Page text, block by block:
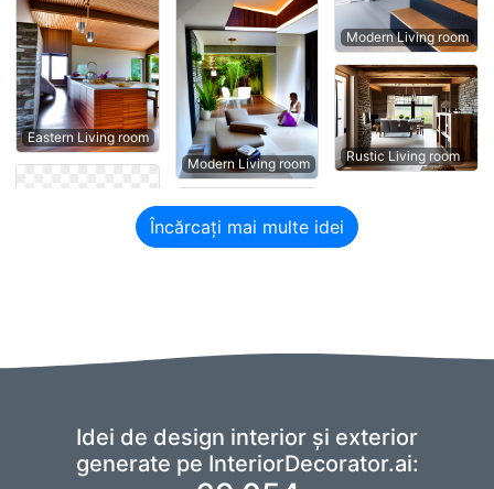
Eastern Living room
Modern Living room
Modern Living room
Rustic Living room
Încărcați mai multe idei
Idei de design interior și exterior
generate pe InteriorDecorator.ai: